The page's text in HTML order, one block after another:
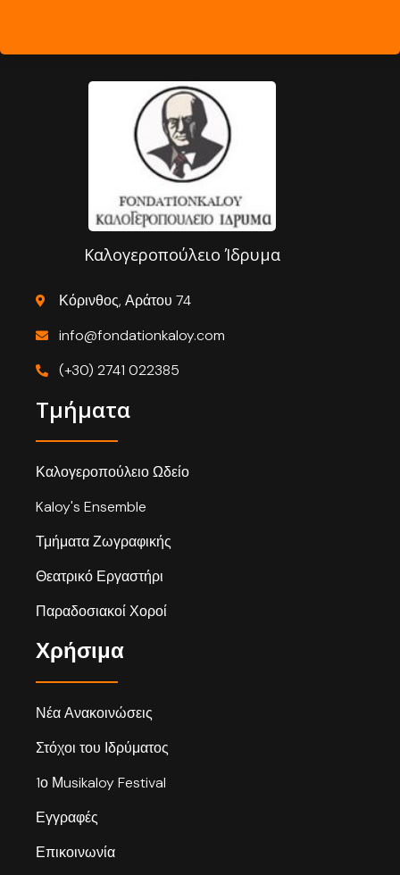
Καλογεροπούλειο Ίδρυμα
Κόρινθος, Αράτου 74
info@fondationkaloy.com
(+30) 2741 022385
Τμήματα
Καλογεροπούλειο Ωδείο
Kaloy's Ensemble
Τμήματα Ζωγραφικής
Θεατρικό Εργαστήρι
Παραδοσιακοί Χοροί
Χρήσιμα
Νέα Ανακοινώσεις
Στόχοι του Ιδρύματος
1ο Μusikaloy Festival
Εγγραφές
Επικοινωνία